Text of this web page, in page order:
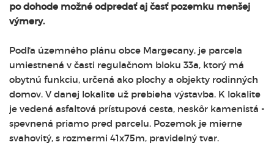
po dohode možné odpredať aj časť pozemku menšej
výmery.
Podľa územného plánu obce Margecany, je parcela
umiestnená v časti regulačnom bloku 33a, ktorý má
obytnú funkciu, určená ako plochy a objekty rodinných
domov. V danej lokalite už prebieha výstavba. K lokalite
je vedená asfaltová prístupová cesta, neskôr kamenistá -
spevnená priamo pred parcelu. Pozemok je mierne
svahovitý, s rozmermi 41x75m, pravidelný tvar.